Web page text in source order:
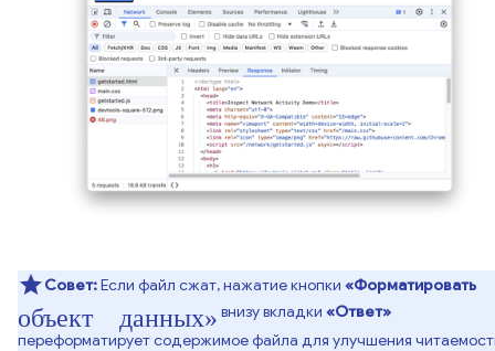
Совет:Если файл сжат, нажатие кнопки «Форматировать
объект данных» внизу вкладки «Ответ»
переформатирует содержимое файла для улучшения